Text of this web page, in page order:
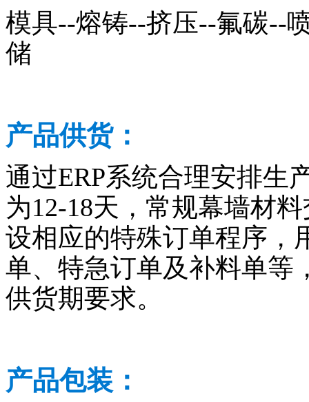
模具--熔铸--挤压--氟碳--
储
产品供货：
通过ERP系统合理安排生
为12-18天，常规幕墙材
设相应的特殊订单程序，
单、特急订单及补料单等
供货期要求。
产品包装：